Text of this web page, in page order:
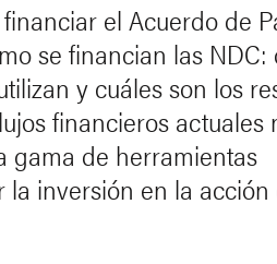
el Acuerdo de
se financian las NDC:
y cuáles son los
financieros actuales
gama de herramientas
inversión en la acción